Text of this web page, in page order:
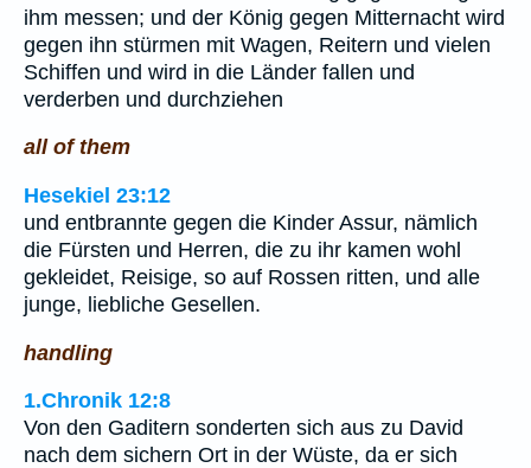
ihm messen; und der König gegen Mitternacht wird
gegen ihn stürmen mit Wagen, Reitern und vielen
Schiffen und wird in die Länder fallen und
verderben und durchziehen
all of them
Hesekiel 23:12
und entbrannte gegen die Kinder Assur, nämlich
die Fürsten und Herren, die zu ihr kamen wohl
gekleidet, Reisige, so auf Rossen ritten, und alle
junge, liebliche Gesellen.
handling
1.Chronik 12:8
Von den Gaditern sonderten sich aus zu David
nach dem sichern Ort in der Wüste, da er sich